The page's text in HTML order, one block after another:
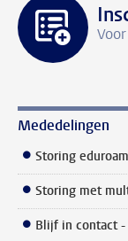
Mededelingen
Storing
Storing met
Blijf in contact